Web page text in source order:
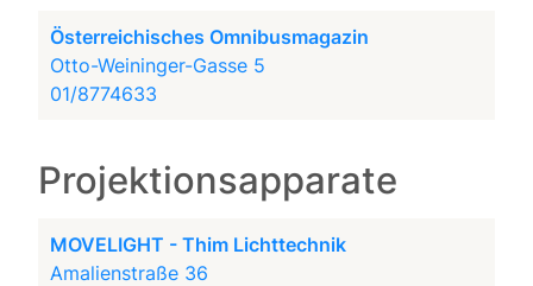
Österreichisches Omnibusmagazin
Otto-Weininger-Gasse 5
01/8774633
Projektionsapparate
MOVELIGHT - Thim Lichttechnik
Amalienstraße 36